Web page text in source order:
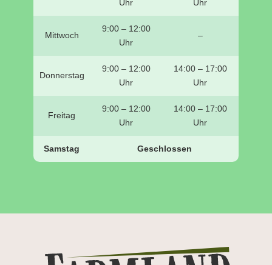
Uhr
Uhr
Mittwoch
9:00 – 12:00
Uhr
–
Donnerstag
9:00 – 12:00
Uhr
14:00 – 17:00
Uhr
Freitag
9:00 – 12:00
Uhr
14:00 – 17:00
Uhr
Samstag Geschlossen